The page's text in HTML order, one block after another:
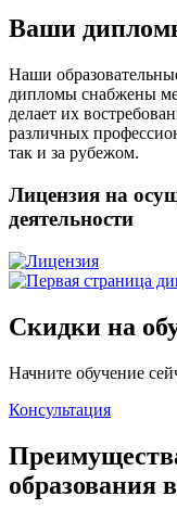
Ваши
Наши
дипломы снабжены
делает их
различных
так и за рубежом.
Лицензия на
деятельности
Скидки на
Начните обучение
Консультация